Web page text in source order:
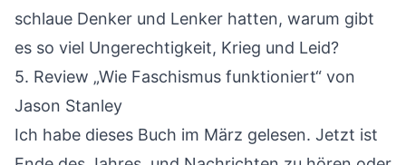
schlaue Denker und Lenker hatten, warum gibt
es so viel Ungerechtigkeit, Krieg und Leid?
5. Review „Wie Faschismus funktioniert“ von
Jason Stanley
Ich habe dieses Buch im März gelesen. Jetzt ist